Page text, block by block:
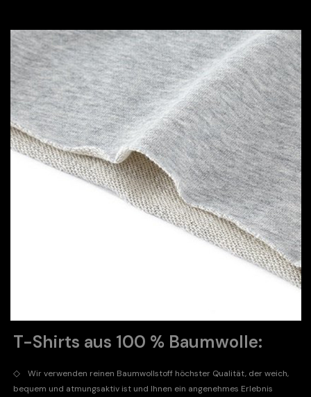
T-Shirts aus 100 % Baumwolle:
◇
Wir verwenden reinen Baumwollstoff höchster Qualität, der weich,
bequem und atmungsaktiv ist und Ihnen ein angenehmes Erlebnis